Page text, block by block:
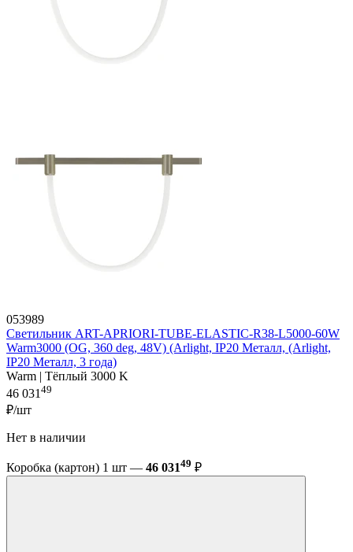
053989
Светильник ART-APRIORI-TUBE-ELASTIC-R38-L5000-60W
Warm3000 (OG, 360 deg, 48V) (Arlight, IP20 Металл, (Arlight,
IP20 Металл, 3 года)
Warm | Тёплый 3000 K
46 031 49
₽/шт
Нет в наличии
Коробка (картон) 1 шт — 46 03149 ₽